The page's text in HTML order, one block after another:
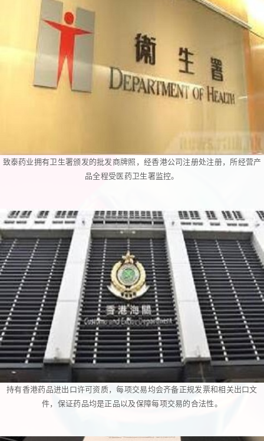
致泰药业拥有卫生署颁发的批发商牌照，经香港公司注册处注册，所经营产
品全程受医药卫生署监控。
持有香港药品进出口许可资质，每项交易均会齐备正规发票和相关出口文
件，保证药品均是正品以及保障每项交易的合法性。